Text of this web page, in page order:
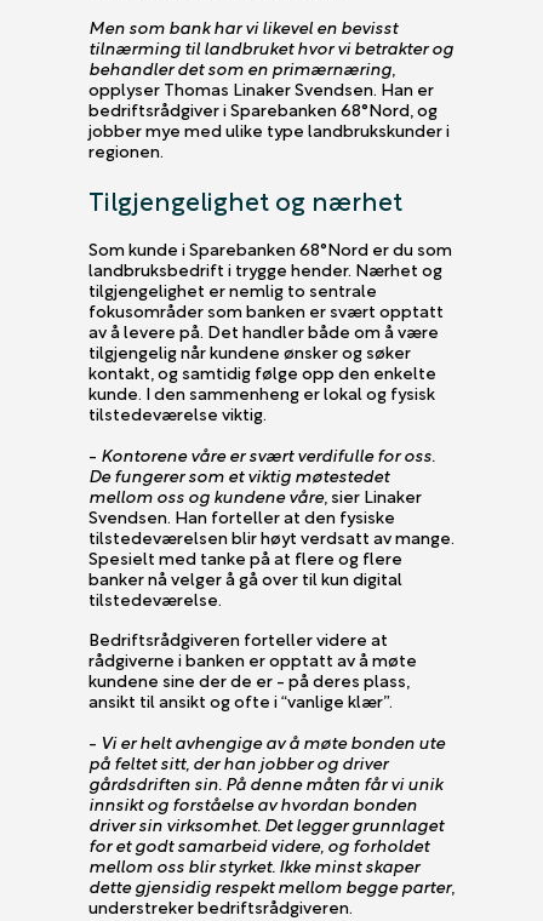
Men som bank har vi likevel en bevisst
tilnærming til landbruket hvor vi betrakter og
behandler det som en primærnæring,
opplyser Thomas Linaker Svendsen. Han er
bedriftsrådgiver i Sparebanken 68°Nord, og
jobber mye med ulike type landbrukskunder i
regionen.
Tilgjengelighet og nærhet
Som kunde i Sparebanken 68°Nord er du som
landbruksbedrift i trygge hender. Nærhet og
tilgjengelighet er nemlig to sentrale
fokusområder som banken er svært opptatt
av å levere på. Det handler både om å være
tilgjengelig når kundene ønsker og søker
kontakt, og samtidig følge opp den enkelte
kunde. I den sammenheng er lokal og fysisk
tilstedeværelse viktig.
- Kontorene våre er svært verdifulle for oss.
De fungerer som et viktig møtestedet
mellom oss og kundene våre, sier Linaker
Svendsen. Han forteller at den fysiske
tilstedeværelsen blir høyt verdsatt av mange.
Spesielt med tanke på at flere og flere
banker nå velger å gå over til kun digital
tilstedeværelse.
Bedriftsrådgiveren forteller videre at
rådgiverne i banken er opptatt av å møte
kundene sine der de er - på deres plass,
ansikt til ansikt og ofte i “vanlige klær”.
- Vi er helt avhengige av å møte bonden ute
på feltet sitt, der han jobber og driver
gårdsdriften sin. På denne måten får vi unik
innsikt og forståelse av hvordan bonden
driver sin virksomhet. Det legger grunnlaget
for et godt samarbeid videre, og forholdet
mellom oss blir styrket. Ikke minst skaper
dette gjensidig respekt mellom begge parter,
understreker bedriftsrådgiveren.